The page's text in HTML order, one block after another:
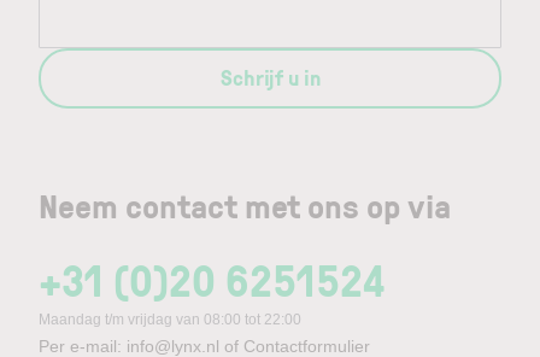
Neem contact met ons op via
+31 (0)20 6251524
Maandag t/m vrijdag van 08:00 tot 22:00
Per e-mail: info@lynx.nl of Contactformulier
Schrijf u in